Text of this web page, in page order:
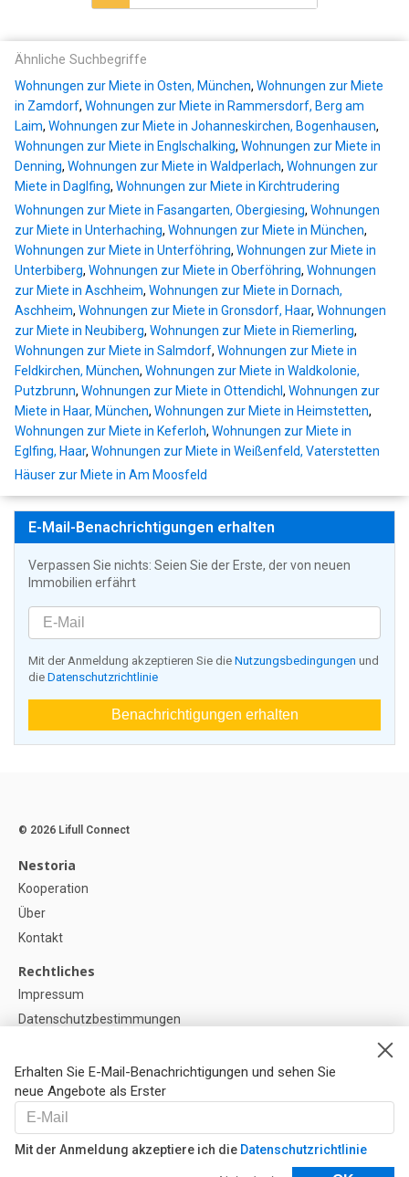
Ähnliche Suchbegriffe
Wohnungen zur Miete in Osten, München, Wohnungen zur Miete
in Zamdorf, Wohnungen zur Miete in Rammersdorf, Berg am
Laim, Wohnungen zur Miete in Johanneskirchen, Bogenhausen,
Wohnungen zur Miete in Englschalking, Wohnungen zur Miete in
Denning, Wohnungen zur Miete in Waldperlach, Wohnungen zur
Miete in Daglfing, Wohnungen zur Miete in Kirchtrudering
Wohnungen zur Miete in Fasangarten, Obergiesing, Wohnungen
zur Miete in Unterhaching, Wohnungen zur Miete in München,
Wohnungen zur Miete in Unterföhring, Wohnungen zur Miete in
Unterbiberg, Wohnungen zur Miete in Oberföhring, Wohnungen
zur Miete in Aschheim, Wohnungen zur Miete in Dornach,
Aschheim, Wohnungen zur Miete in Gronsdorf, Haar, Wohnungen
zur Miete in Neubiberg, Wohnungen zur Miete in Riemerling,
Wohnungen zur Miete in Salmdorf, Wohnungen zur Miete in
Feldkirchen, München, Wohnungen zur Miete in Waldkolonie,
Putzbrunn, Wohnungen zur Miete in Ottendichl , Wohnungen zur
Miete in Haar, München, Wohnungen zur Miete in Heimstetten,
Wohnungen zur Miete in Keferloh, Wohnungen zur Miete in
Eglfing, Haar, Wohnungen zur Miete in Weißenfeld, Vaterstetten
Häuser zur Miete in Am Moosfeld
E-Mail-Benachrichtigungen erhalten
Verpassen Sie nichts: Seien Sie der Erste, der von neuen
Immobilien erfährt
Mit der Anmeldung akzeptieren Sie die Nutzungsbedingungen und
die Datenschutzrichtlinie
Benachrichtigungen erhalten
Erhalten Sie E-Mail-Benachrichtigungen und sehen Sie
neue Angebote als Erster
Mit der Anmeldung akzeptiere ich die Datenschutzrichtlinie
© 2026 Lifull Connect
Nestoria
Kooperation
Über
Kontakt
Rechtliches
Impressum
Datenschutzbestimmungen
Cookie-Einstellunge
Hilfe
FAQ
Unsere Partner